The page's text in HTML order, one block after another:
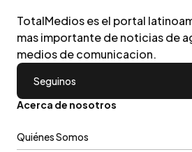
TotalMedios es el portal
mas importante de noticias de
medios de comunicacion.
Seguinos
Acerca de nosotros
Quiénes Somos